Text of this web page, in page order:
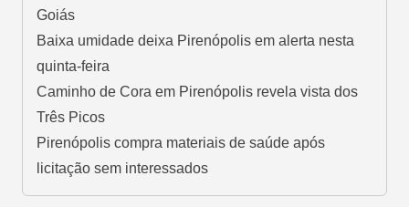
Goiás
Baixa umidade deixa Pirenópolis em alerta nesta
quinta-feira
Caminho de Cora em Pirenópolis revela vista dos
Três Picos
Pirenópolis compra materiais de saúde após
licitação sem interessados